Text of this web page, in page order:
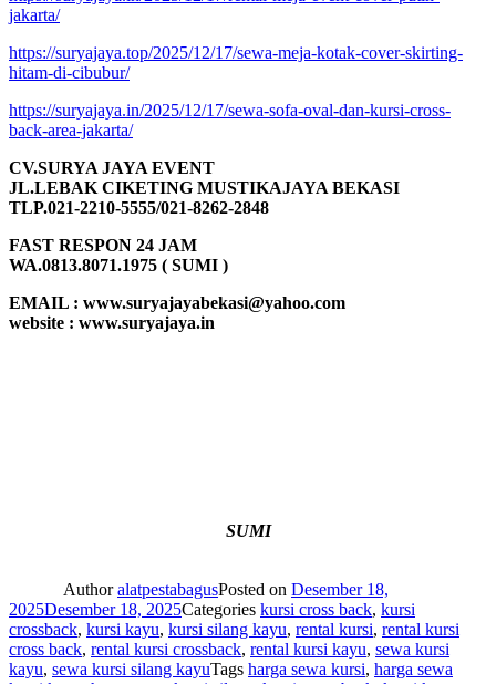
jakarta/
https://suryajaya.top/2025/12/17/sewa-meja-kotak-cover-skirting-
hitam-di-cibubur/
https://suryajaya.in/2025/12/17/sewa-sofa-oval-dan-kursi-cross-
back-area-jakarta/
CV.SURYA JAYA EVENT
JL.LEBAK CIKETING MUSTIKAJAYA BEKASI
TLP.021-2210-5555/021-8262-2848
FAST RESPON 24 JAM
WA.0813.8071.1975 ( SUMI )
EMAIL : www.suryajayabekasi@yahoo.com
website : www.suryajaya.in
SUMI
AuthoralatpestabagusPosted on Desember 18,
2025Desember 18, 2025Categories kursi cross back, kursi
crossback, kursi kayu, kursi silang kayu, rental kursi, rental kursi
cross back, rental kursi crossback, rental kursi kayu, sewa kursi
kayu, sewa kursi silang kayuTags harga sewa kursi, harga sewa